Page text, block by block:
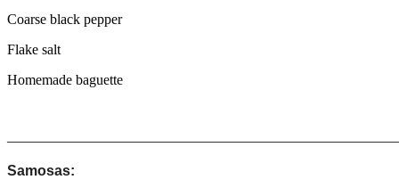
Coarse black pepper
Flake salt
Homemade baguette
Samosas: